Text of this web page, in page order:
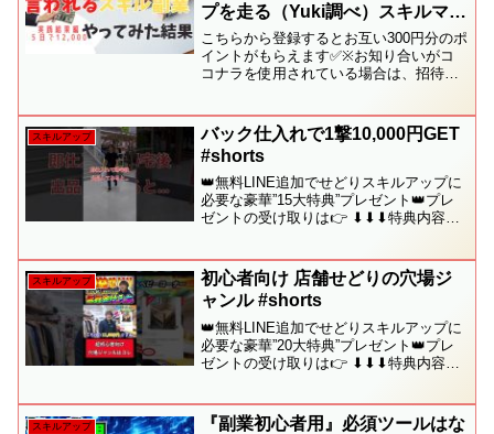
プを走る（Yuki調べ）スキルマー
ケットで自分のスキルを売る難し
さと販売出来た実績を元にお話し
する動画
こちらから登録するとお互い300円分のポ
イントがもらえます✅※お知り合いがコ
コナラを使用されている場合は、招待コ
おすすめの副業があったらぜひ教えてく
ださい！・YouT...
スキルアップ
バック仕入れで1撃10,000円GET
#shorts
👑無料LINE追加でせどりスキルアップに
必要な豪華”15大特典”プレゼント👑プレ
ゼントの受け取りは👉 ⬇︎⬇︎⬇︎特典内容の
達成した方法〜✅［2］メルカリ在...
スキルアップ
初心者向け 店舗せどりの穴場ジ
ャンル #shorts
👑無料LINE追加でせどりスキルアップに
必要な豪華”20大特典”プレゼント👑プレ
ゼントの受け取りは👉 ⬇︎⬇︎⬇︎特典内容の
に月利40万を出すまでにやったこと...
スキルアップ
『副業初心者用』必須ツールはな